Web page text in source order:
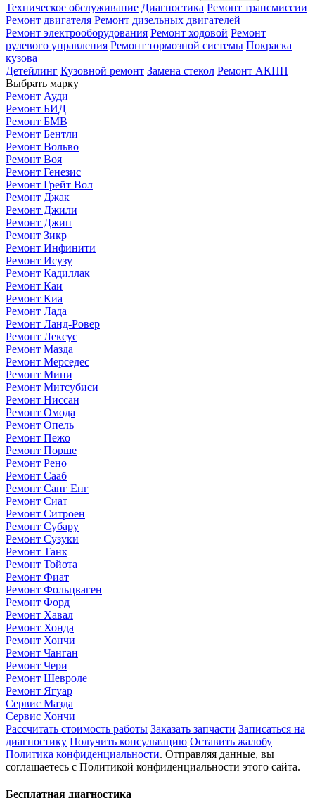
Техническое обслуживание Диагностика Ремонт трансмиссии
Ремонт двигателя Ремонт дизельных двигателей
Ремонт электрооборудования Ремонт ходовой Ремонт
рулевого управления Ремонт тормозной системы Покраска
кузова
Детейлинг Кузовной ремонт Замена стекол Ремонт АКПП
Выбрать марку
Ремонт Ауди
Ремонт БИД
Ремонт БМВ
Ремонт Бентли
Ремонт Вольво
Ремонт Воя
Ремонт Генезис
Ремонт Грейт Вол
Ремонт Джак
Ремонт Джили
Ремонт Джип
Ремонт Зикр
Ремонт Инфинити
Ремонт Исузу
Ремонт Кадиллак
Ремонт Каи
Ремонт Киа
Ремонт Лада
Ремонт Ланд-Ровер
Ремонт Лексус
Ремонт Мазда
Ремонт Мерседес
Ремонт Мини
Ремонт Митсубиси
Ремонт Ниссан
Ремонт Омода
Ремонт Опель
Ремонт Пежо
Ремонт Порше
Ремонт Рено
Ремонт Сааб
Ремонт Санг Енг
Ремонт Сиат
Ремонт Ситроен
Ремонт Субару
Ремонт Сузуки
Ремонт Танк
Ремонт Тойота
Ремонт Фиат
Ремонт Фольцваген
Ремонт Форд
Ремонт Хавал
Ремонт Хонда
Ремонт Хончи
Ремонт Чанган
Ремонт Чери
Ремонт Шевроле
Ремонт Ягуар
Сервис Мазда
Сервис Хончи
Рассчитать стоимость работы Заказать запчасти Записаться на
диагностику Получить консультацию Оставить жалобу
Политика конфиденциальности. Отправляя данные, вы
соглашаетесь с Политикой конфиденциальности этого сайта.
Бесплатная диагностика